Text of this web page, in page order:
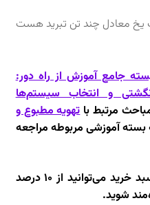
یخ معادل چند تن تبرید هست
جامع آموزش از راه دور:
و انتخاب سیستم‌ها
مرتبط باتهویه مطبوع و
بسته آموزشی مربوطه مراجعه
در سبد خرید می‌توانید از ۱۰ درصد
شوید.